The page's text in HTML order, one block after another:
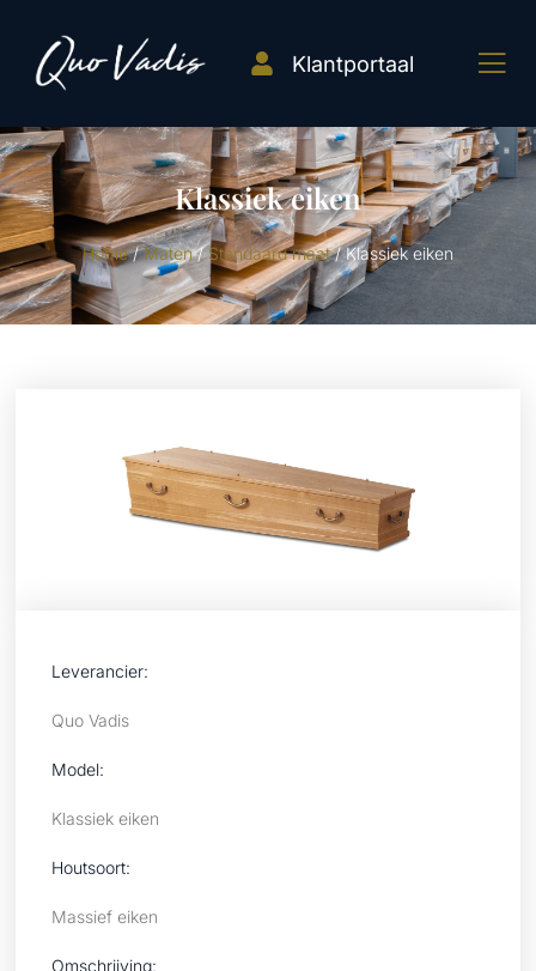
Klantportaal
Klassiek eiken
Home/Maten/Standaard maat/ Klassiek eiken
Leverancier:
Quo Vadis
Model:
Klassiek eiken
Houtsoort:
Massief eiken
Omschrijving: